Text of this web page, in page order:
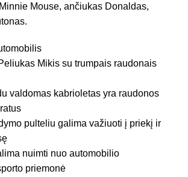
Mouse, ančiukas Donaldas,
Mikis su trumpais raudonais
valdomas kabrioletas yra raudonos
pulteliu galima važiuoti į priekį ir
nuimti nuo automobilio
priemonė